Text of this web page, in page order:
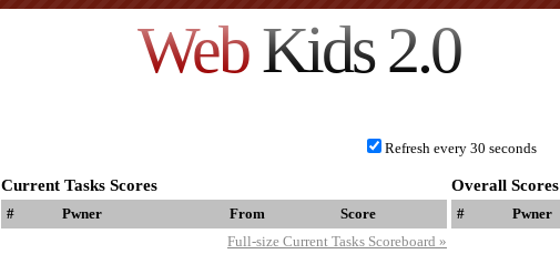
WebKids 2.0
Refresh every 30 seconds
Current Tasks Scores Overall Scores
# Pwner From
Score
Full-size Current Tasks Scoreboard »
# Pwner